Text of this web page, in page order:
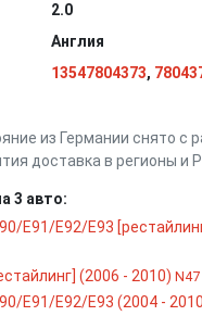
2.0
Англия
13547804373,
из Германии снято с
доставка в регионы и
3 авто:
E91/E92/E93
(2006 - 2010) N47
E91/E92/E93 (2004 -